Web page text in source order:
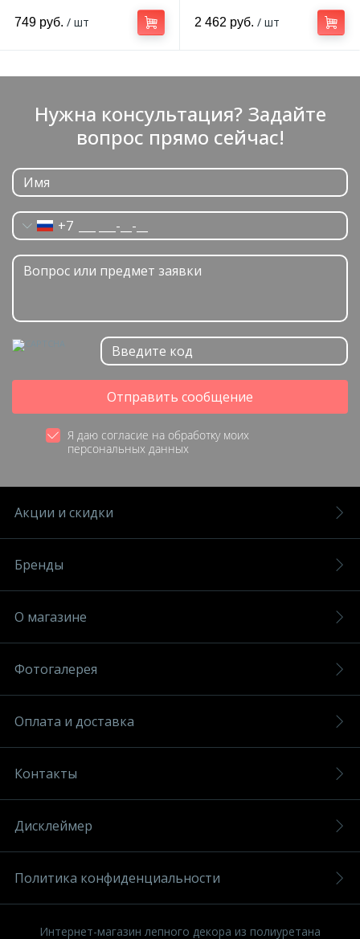
749 руб. / шт 2 462 руб. / шт
Нужна консультация? Задайте
вопрос прямо сейчас!
+7
Отправить сообщение
Я даю согласие на обработку моих
персональных данных
Акции и скидки
Бренды
О магазине
Фотогалерея
Оплата и доставка
Контакты
Дисклеймер
Политика конфиденциальности
Интернет-магазин лепного декора из полиуретана